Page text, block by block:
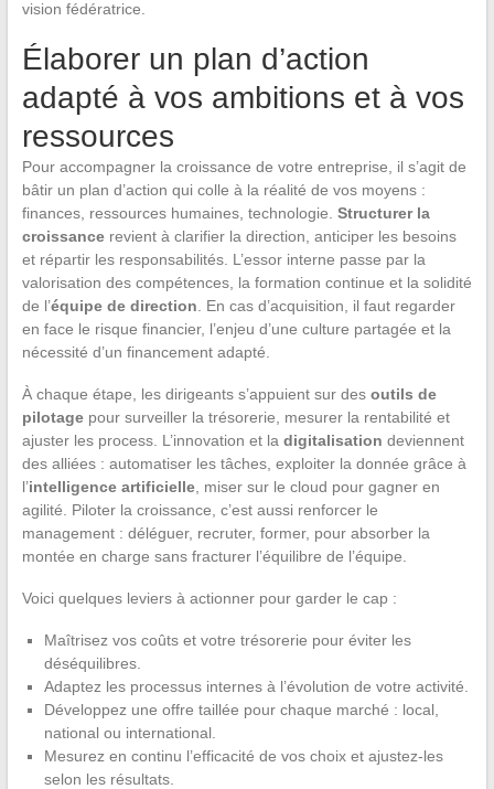
vision fédératrice.
Élaborer un plan d’action
adapté à vos ambitions et à vos
ressources
Pour accompagner la croissance de votre entreprise, il s’agit de
bâtir un plan d’action qui colle à la réalité de vos moyens :
finances, ressources humaines, technologie. Structurer la
croissancerevient à clarifier la direction, anticiper les besoins
et répartir les responsabilités. L’essor interne passe par la
valorisation des compétences, la formation continue et la solidité
de l’équipe de direction . En cas d’acquisition, il faut regarder
en face le risque financier, l’enjeu d’une culture partagée et la
nécessité d’un financement adapté.
À chaque étape, les dirigeants s’appuient sur des outils de
pilotagepour surveiller la trésorerie, mesurer la rentabilité et
ajuster les process. L’innovation et la digitalisation deviennent
des alliées : automatiser les tâches, exploiter la donnée grâce à
l’intelligence artificielle, miser sur le cloud pour gagner en
agilité. Piloter la croissance, c’est aussi renforcer le
management : déléguer, recruter, former, pour absorber la
montée en charge sans fracturer l’équilibre de l’équipe.
Voici quelques leviers à actionner pour garder le cap :
Maîtrisez vos coûts et votre trésorerie pour éviter les
déséquilibres.
Adaptez les processus internes à l’évolution de votre activité.
Développez une offre taillée pour chaque marché : local,
national ou international.
Mesurez en continu l’efficacité de vos choix et ajustez-les
selon les résultats.